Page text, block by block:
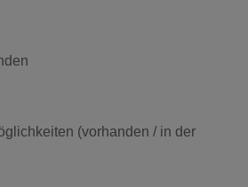
(vorhanden / in der